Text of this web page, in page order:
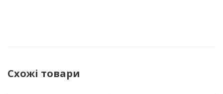
Схожі товари